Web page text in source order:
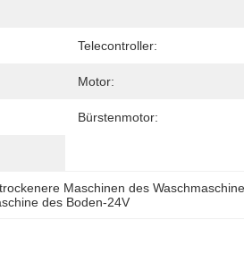
Telecontroller:
Motor:
Bürstenmotor:
trockenere Maschinen des
des Boden-24V